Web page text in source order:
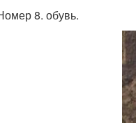
8. обувь.